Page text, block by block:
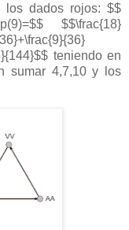
los dados rojos: $$
$$\frac{18}
teniendo en
sumar 4,7,10 y los